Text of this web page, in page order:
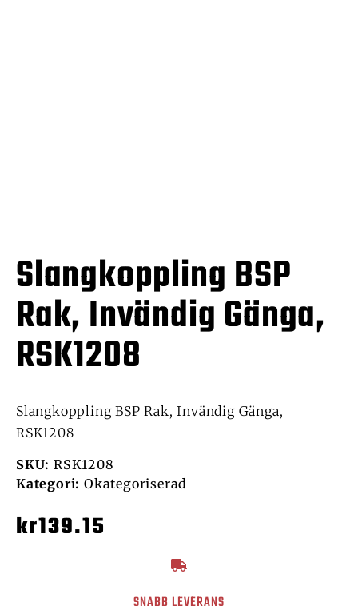
Slangkoppling BSP
Rak, Invändig Gänga,
RSK1208
Slangkoppling BSP Rak, Invändig Gänga,
RSK1208
SKU: RSK1208
Kategori: Okategoriserad
kr139.15
SNABB LEVERANS